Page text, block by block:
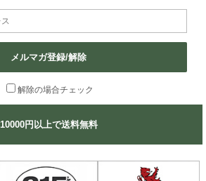
メルマガ登録/解除
解除の場合チェック
10000円以上で送料無料